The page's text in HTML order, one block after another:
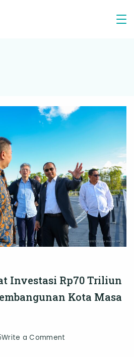
Investasi Rp70 Triliun
Kota Masa
Write a Comment